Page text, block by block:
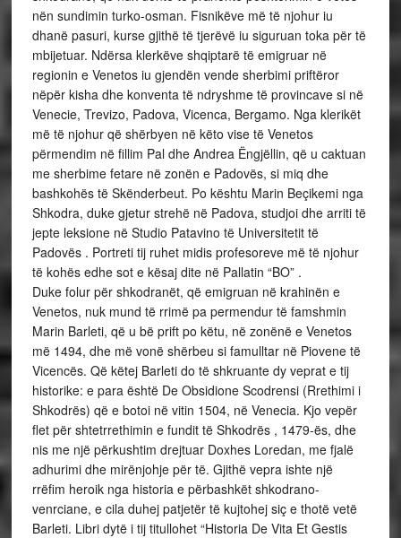
nën sundimin turko-osman. Fisnikëve më të njohur iu
dhanë pasuri, kurse gjithë të tjerëvë iu siguruan toka për të
mbijetuar. Ndërsa klerkëve shqiptarë të emigruar në
regionin e Venetos iu gjendën vende sherbimi priftëror
nëpër kisha dhe konventa të ndryshme të provincave si në
Venecie, Trevizo, Padova, Vicenca, Bergamo. Nga klerikët
më të njohur që shërbyen në këto vise të Venetos
përmendim në fillim Pal dhe Andrea Ëngjëllin, që u caktuan
me sherbime fetare në zonën e Padovës, si miq dhe
bashkohës të Skënderbeut. Po kështu Marin Beçikemi nga
Shkodra, duke gjetur strehë në Padova, studjoi dhe arriti të
jepte leksione në Studio Patavino të Universitetit të
Padovës . Portreti tij ruhet midis profesoreve më të njohur
të kohës edhe sot e kësaj dite në Pallatin “BO” .
Duke folur për shkodranët, që emigruan në krahinën e
Venetos, nuk mund të rrimë pa permendur të famshmin
Marin Barleti, që u bë prift po këtu, në zonënë e Venetos
më 1494, dhe më vonë shërbeu si famulltar në Piovene të
Vicencës. Që këtej Barleti do të shkruante dy veprat e tij
historike: e para është De Obsidione Scodrensi (Rrethimi i
Shkodrës) që e botoi në vitin 1504, në Venecia. Kjo vepër
flet për shtetrrethimin e fundit të Shkodrës , 1479-ës, dhe
nis me një përkushtim drejtuar Doxhes Loredan, me fjalë
adhurimi dhe mirënjohje për të. Gjithë vepra ishte një
rrëfim heroik nga historia e përbashkët shkodrano-
venrciane, e cila duhej patjetër të kujtohej siç e thotë vetë
Barleti. Libri dytë i tij titullohet “Historia De Vita Et Gestis